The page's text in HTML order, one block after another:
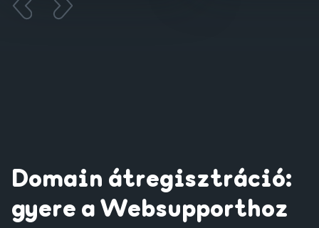
Domain átregisztráció:
gyere a Websupporthoz